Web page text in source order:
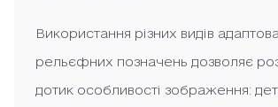
Використання різних видів
рельєфних позначень дозволяє
дотик особливості зображення: